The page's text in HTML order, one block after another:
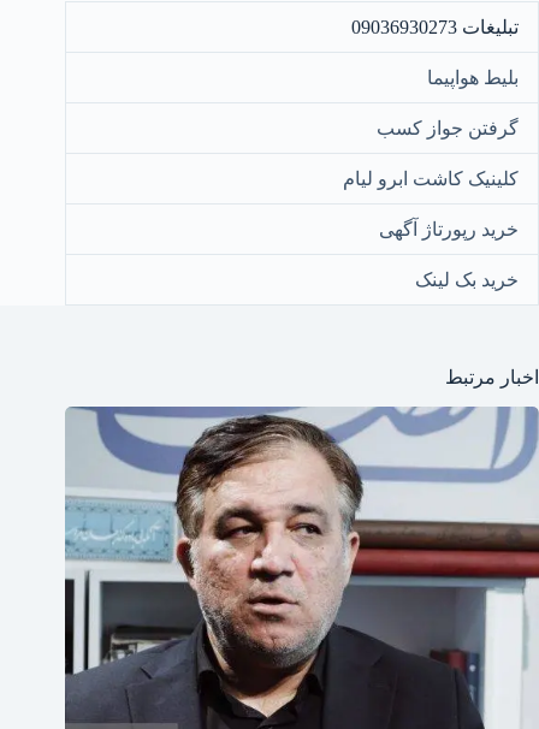
تبلیغات 09036930273
بلیط هواپیما
گرفتن جواز کسب
کلینیک کاشت ابرو لیام
خرید رپورتاژ آگهی
خرید بک لینک
اخبار مرتبط